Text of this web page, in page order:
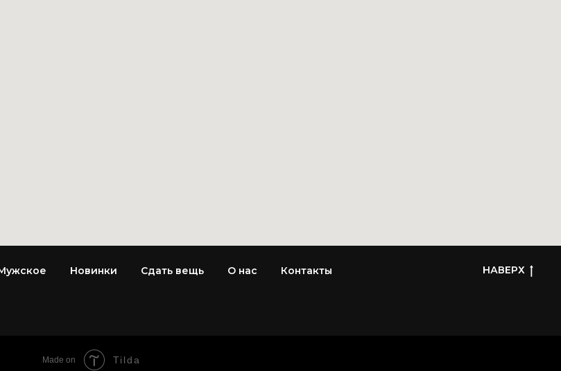
Новинки Сдать вещь О нас Контакты НАВЕРХ
Made on Tilda